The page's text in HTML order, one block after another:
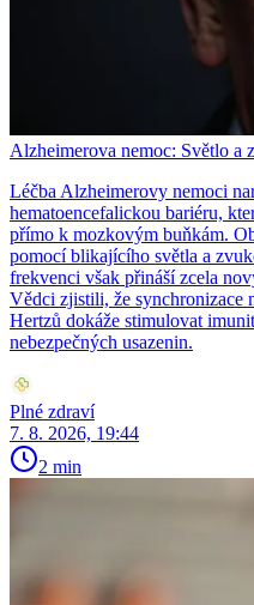
Alzheimerova nemoc: Světlo a
Léčba Alzheimerovy nemoci
hematoencefalickou bariéru,
přímo k mozkovým buňkám.
pomocí blikajícího světla a
frekvenci však přináší zcela
Vědci zjistili, že synchronizace
Hertzů dokáže stimulovat
nebezpečných usazenin.
Plné zdraví
7. 8. 2026, 19:44
2 min